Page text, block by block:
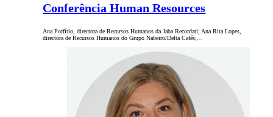
Conferência Human Resources
Ana Porfírio, directora de Recursos Humanos da Jaba Recordati; Ana Rita Lopes,
directora de Recursos Humanos do Grupo Nabeiro/Delta Cafés;…